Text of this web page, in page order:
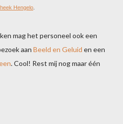
Hengelo
mag het personeel ook een
aan Beeld en Geluid en een
. Cool! Rest mij nog maar één